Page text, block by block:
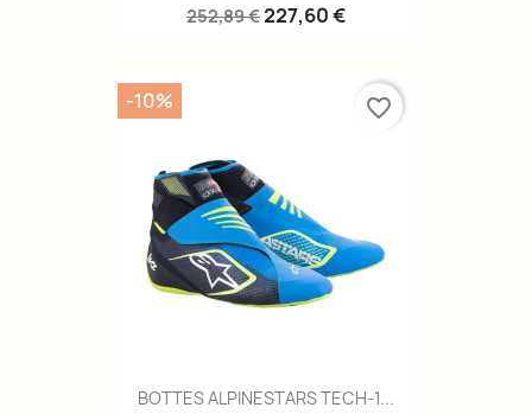
252,89 €227,60 €
BOTTES ALPINESTARS TECH-1...
-10% favorite_border